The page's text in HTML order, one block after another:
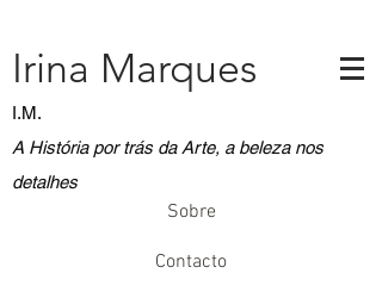
A História por trás da Arte, a beleza nos
detalhes
Irina Marques
I.M.
Sobre
Contacto